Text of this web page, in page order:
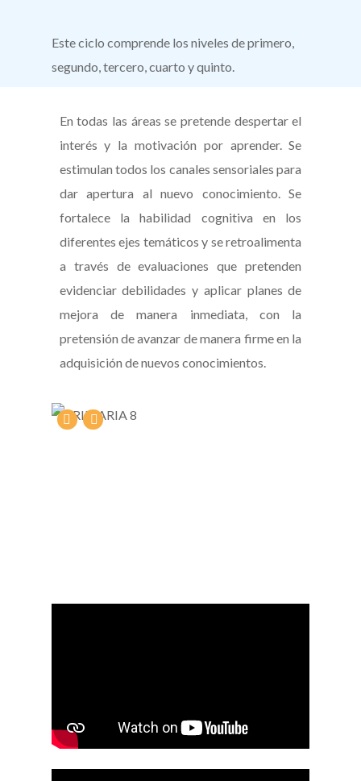
Este ciclo comprende los niveles de primero,
segundo, tercero, cuarto y quinto.
En todas las áreas se pretende despertar el
interés y la motivación por aprender. Se
estimulan todos los canales sensoriales para
dar apertura al nuevo conocimiento. Se
fortalece la habilidad cognitiva en los
diferentes ejes temáticos y se retroalimenta
a través de evaluaciones que pretenden
evidenciar debilidades y aplicar planes de
mejora de manera inmediata, con la
pretensión de avanzar de manera firme en la
adquisición de nuevos conocimientos.